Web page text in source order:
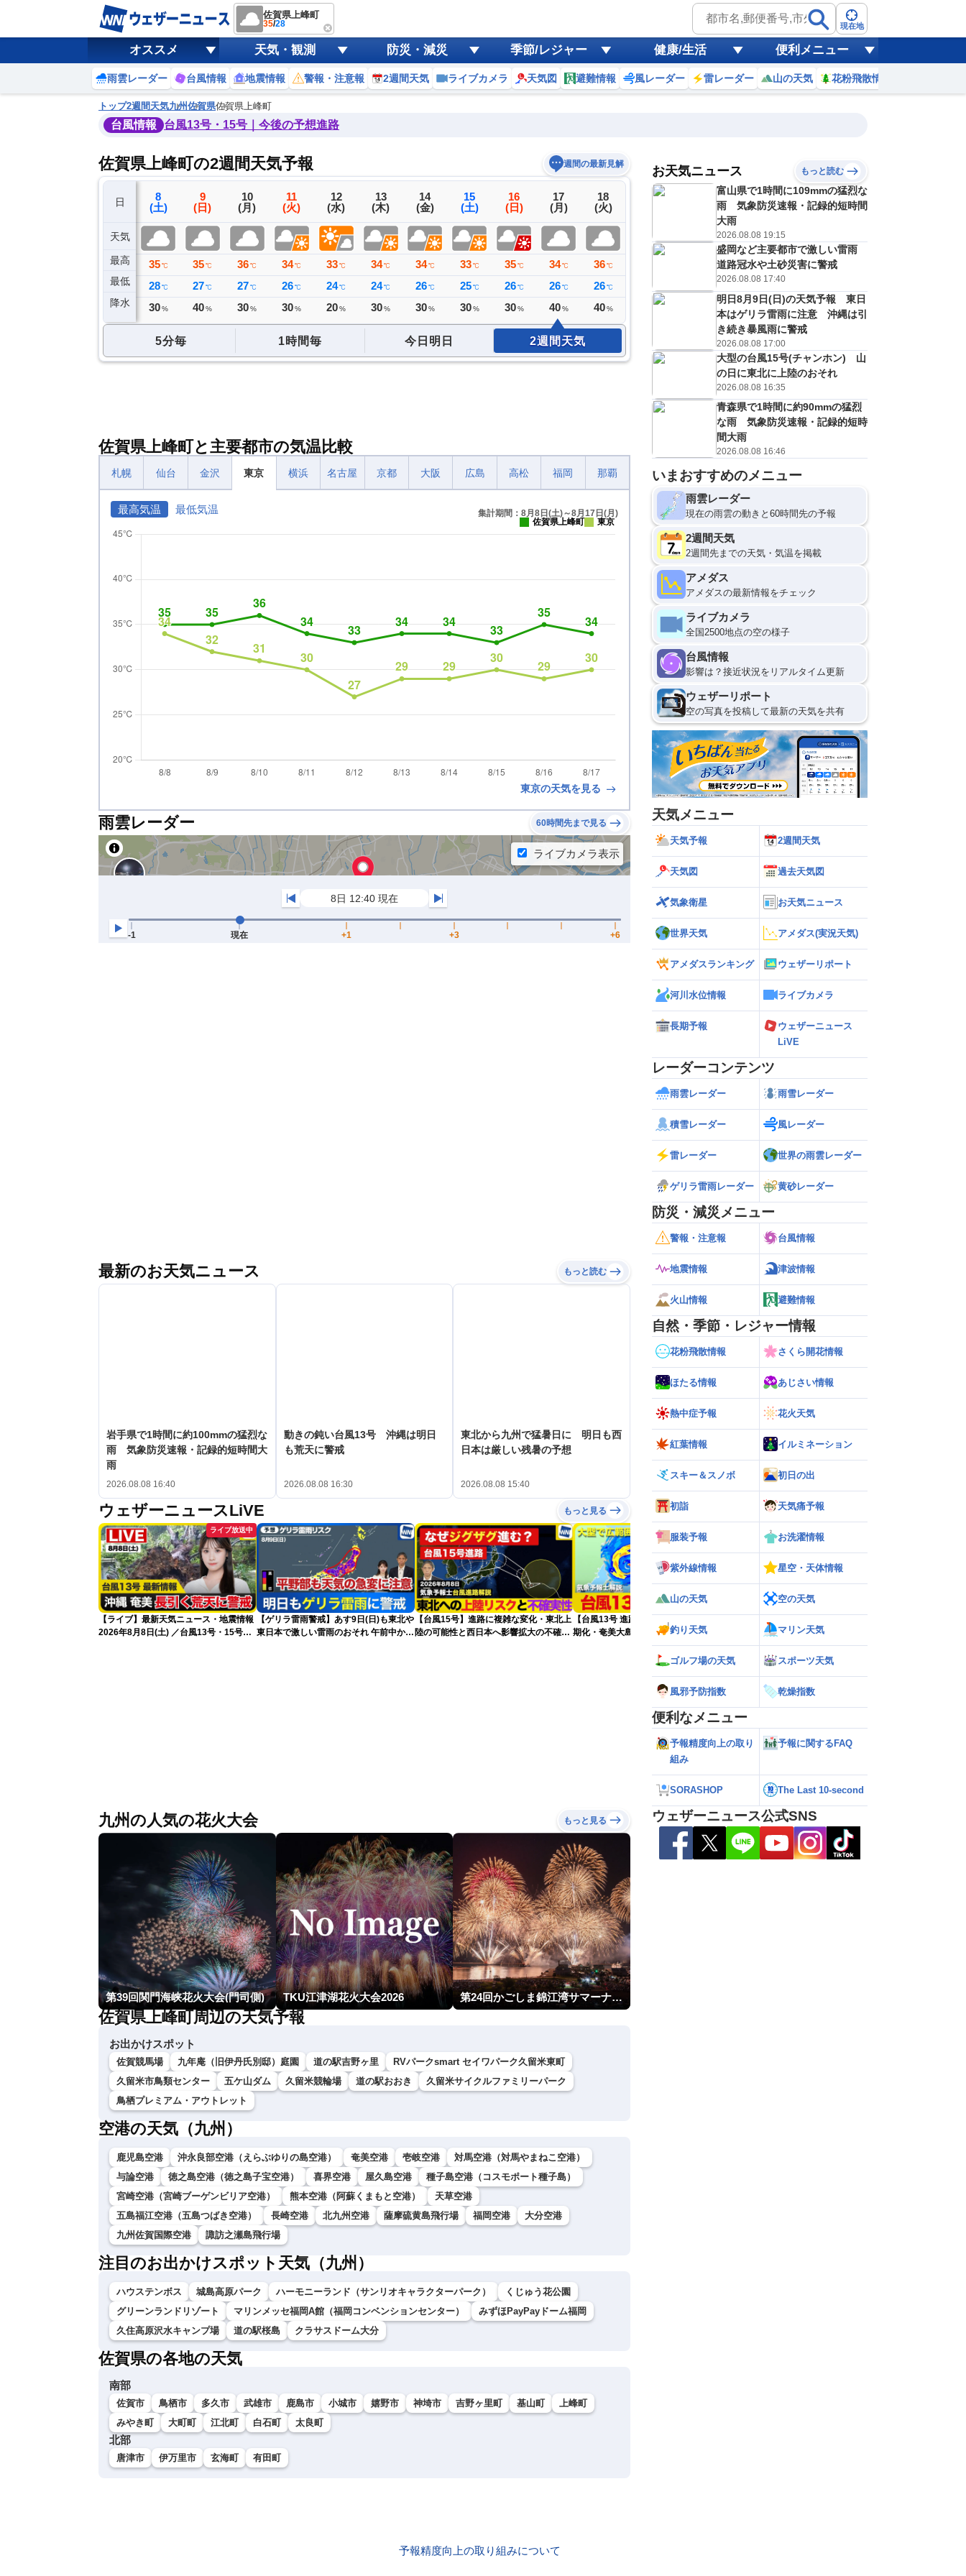
佐賀県上峰町
35/28 現在地
オススメ 天気・観測 防災・減災 季節/レジャー 健康/生活 便利メニュー
雨雲レーダー 台風情報 地震情報 警報・注意報 2週間天気 ライブカメラ 天気図 避難情報 風レーダー 雷レーダー 山の天気 花粉飛散情報
トップ2週間天気九州佐賀県佐賀県上峰町
台風情報 台風13号・15号｜今後の予想進路
佐賀県上峰町の2週間天気予報 週間の最新見解
日
天気
最高
最低
降水
7
(金)
36℃
29℃
ミリ
8
(土)
35 ℃
28 ℃
30 %
9
(日)
35 ℃
27 ℃
40 %
10
(月)
36 ℃
27 ℃
30 %
11
(火)
34℃
26 ℃
30 %
12
(水)
33℃
24℃
20%
13
(木)
34℃
24℃
30%
14
(金)
34℃
26℃
30%
15
(土)
33℃
25℃
30%
16
(日)
35 ℃
26 ℃
30 %
17
(月)
34 ℃
26 ℃
40 %
18
(火)
36 ℃
26 ℃
40 %
19
℃
21
(金)
C
36℃
28
10 %
22
(土)
D
35℃
27
20%
予報の
信頼度
B
C
D
？
5分毎 1時間毎 今日明日 2週間天気
佐賀県上峰町と主要都市の気温比較
札幌 仙台 金沢 東京 横浜 名古屋 京都 大阪 広島 高松 福岡 那覇
最高気温 最低気温
集計期間：8月8日(土)～8月17日(月)
佐賀県上峰町
東京
東京の天気を見る
雨雲レーダー 60時間先まで見る
最新のお天気ニュース もっと読む
岩手県で1時間に約100mmの猛烈な
雨 気象防災速報・記録的短時間大
雨
2026.08.08 16:40
動きの鈍い台風13号 沖縄は明日
も荒天に警戒
2026.08.08 16:30
東北から九州で猛暑日に 明日も西
日本は厳しい残暑の予想
2026.08.08 15:40
ウェザーニュースLiVE もっと見る
ライブ放送中
【ライブ】最新天気ニュース・地震情報
2026年8月8日(土) ／台風13号・15号
【ゲリラ雷雨警戒】あす9日(日)も東北や
東日本で激しい雷雨のおそれ 午前中から
【台風15号】進路に複雑な変化・東北上
陸の可能性と西日本へ影響拡大の不確実
【台風13号 進路解説】通過後も影響長
期化・奄美大島で総雨量400mm超・高
波に要警戒（2026.08.08 16:00）
水帯が発生のおそれも＜気象防災速報・
記録的短時間大雨＞
九州の人気の花火大会 もっと見る
第39回関門海峡花火大会(門司側) TKU江津湖花火大会2026 第24回かごしま錦江湾サマーナイト大花火大会
佐賀県上峰町周辺の天気予報
お出かけスポット
佐賀競馬場 九年庵（旧伊丹氏別邸）庭園 道の駅吉野ヶ里
RVパークsmart セイワパーク久留米東町
久留米市鳥類センター
五ケ山ダム 久留米競輪場 道の駅おおき
久留米サイクルファミリーパーク
鳥栖プレミアム・アウトレット
空港の天気（九州）
鹿児島空港 沖永良部空港（えらぶゆりの島空港） 奄美空港 壱岐空港
対馬空港（対馬やまねこ空港）
与論空港
徳之島空港（徳之島子宝空港） 喜界空港 屋久島空港
種子島空港（コスモポート種子島）
宮崎空港（宮崎ブーゲンビリア空港）
熊本空港（阿蘇くまもと空港）
天草空港
五島福江空港（五島つばき空港）
長崎空港 北九州空港 薩摩硫黄島飛行場 福岡空港
大分空港
九州佐賀国際空港
諏訪之瀬島飛行場
注目のお出かけスポット天気（九州）
ハウステンボス 城島高原パーク ハーモニーランド（サンリオキャラクターパーク）
くじゅう花公園
グリーンランドリゾート
マリンメッセ福岡A館（福岡コンベンションセンター）
みずほPayPayドーム福岡
久住高原沢水キャンプ場
道の駅桜島 クラサスドーム大分
佐賀県の各地の天気
南部
佐賀市 鳥栖市 多久市 武雄市 鹿島市 小城市 嬉野市 神埼市 吉野ヶ里町 基山町
上峰町
みやき町
大町町 江北町 白石町 太良町
北部
唐津市 伊万里市 玄海町 有田町
お天気ニュース もっと読む
富山県で1時間に109mmの猛烈な
雨 気象防災速報・記録的短時間
大雨
2026.08.08 19:15
盛岡など主要都市で激しい雷雨
道路冠水や土砂災害に警戒
2026.08.08 17:40
明日8月9日(日)の天気予報 東日
本はゲリラ雷雨に注意 沖縄は引
き続き暴風雨に警戒
2026.08.08 17:00
大型の台風15号(チャンホン) 山
の日に東北に上陸のおそれ
2026.08.08 16:35
青森県で1時間に約90mmの猛烈
な雨 気象防災速報・記録的短時
間大雨
2026.08.08 16:46
いまおすすめのメニュー
雨雲レーダー
現在の雨雲の動きと60時間先の予報
2週間天気
2週間先までの天気・気温を掲載
アメダス
アメダスの最新情報をチェック
ライブカメラ
全国2500地点の空の様子
台風情報
影響は？接近状況をリアルタイム更新
ウェザーリポート
空の写真を投稿して最新の天気を共有
天気メニュー
天気予報 2週間天気
天気図 過去天気図
気象衛星 お天気ニュース
世界天気 アメダス(実況天気)
アメダスランキング ウェザーリポート
河川水位情報 ライブカメラ
長期予報
ウェザーニュース
LiVE
レーダーコンテンツ
雨雲レーダー 雨雪レーダー
積雪レーダー 風レーダー
雷レーダー 世界の雨雲レーダー
ゲリラ雷雨レーダー 黄砂レーダー
防災・減災メニュー
警報・注意報 台風情報
地震情報 津波情報
火山情報 避難情報
自然・季節・レジャー情報
花粉飛散情報 さくら開花情報
ほたる情報 あじさい情報
熱中症予報 花火天気
紅葉情報 イルミネーション
スキー＆スノボ 初日の出
初詣 天気痛予報
服装予報 お洗濯情報
紫外線情報 星空・天体情報
山の天気 空の天気
釣り天気 マリン天気
ゴルフ場の天気 スポーツ天気
風邪予防指数 乾燥指数
便利なメニュー
予報精度向上の取り
組み
予報に関するFAQ
SORASHOP The Last 10-second
ウェザーニュース公式SNS
予報精度向上の取り組みについて